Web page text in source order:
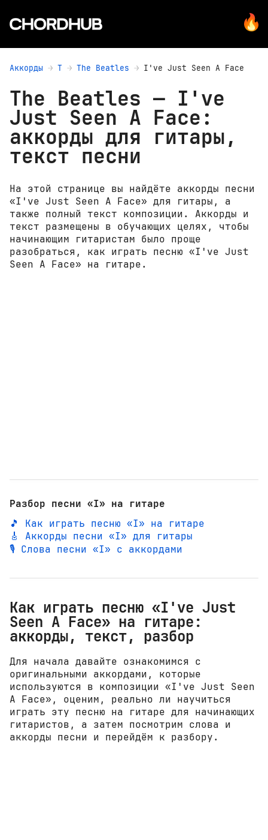
Аккорды T The Beatles I've Just Seen A Face
The Beatles — I've
Just Seen A Face:
аккорды для гитары,
текст песни
На этой странице вы найдёте аккорды песни
«I've Just Seen A Face» для гитары, а
также полный текст композиции. Аккорды и
текст размещены в обучающих целях, чтобы
начинающим гитаристам было проще
разобраться, как играть песню «I've Just
Seen A Face» на гитаре.
Разбор песни «I» на гитаре
🎵 Как играть песню «I» на гитаре
🎸 Аккорды песни «I» для гитары
🎙️ Слова песни «I» с аккордами
Как играть песню «I've Just
Seen A Face» на гитаре:
аккорды, текст, разбор
Для начала давайте ознакомимся с
оригинальными аккордами, которые
используются в композиции «I've Just Seen
A Face», оценим, реально ли научиться
играть эту песню на гитаре для начинающих
гитаристов, а затем посмотрим слова и
аккорды песни и перейдём к разбору.